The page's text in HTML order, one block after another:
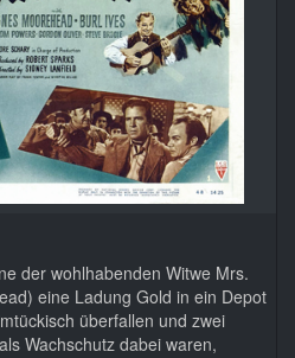
der wohlhabenden Witwe Mrs.
eine Ladung Gold in ein Depot
überfallen und zwei
Wachschutz dabei waren,